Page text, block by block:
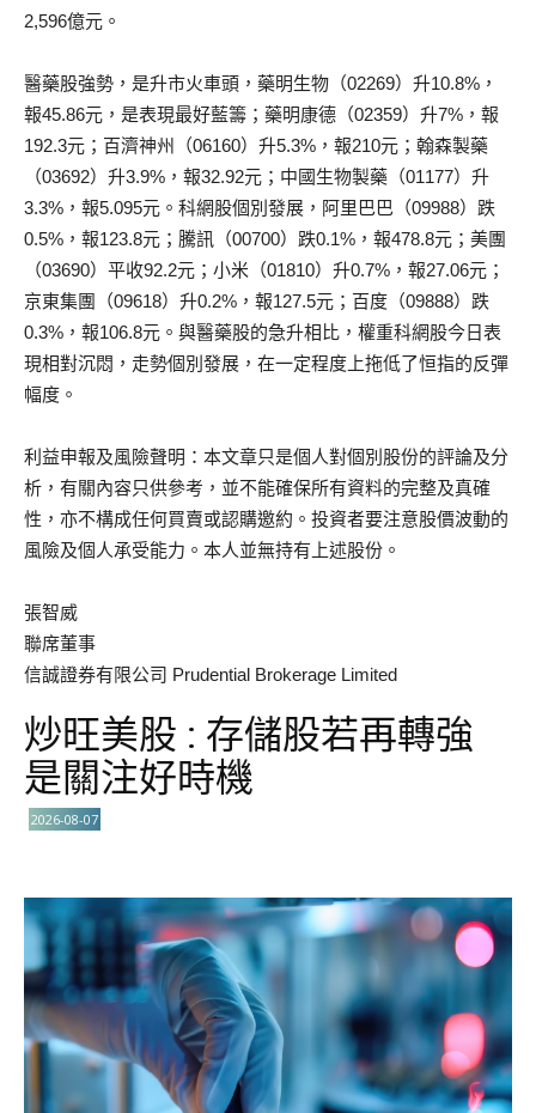
2,596億元。
醫藥股強勢，是升市火車頭，藥明生物（02269）升10.8%，
報45.86元，是表現最好藍籌；藥明康德（02359）升7%，報
192.3元；百濟神州（06160）升5.3%，報210元；翰森製藥
（03692）升3.9%，報32.92元；中國生物製藥（01177）升
3.3%，報5.095元。科網股個別發展，阿里巴巴（09988）跌
0.5%，報123.8元；騰訊（00700）跌0.1%，報478.8元；美團
（03690）平收92.2元；小米（01810）升0.7%，報27.06元；
京東集團（09618）升0.2%，報127.5元；百度（09888）跌
0.3%，報106.8元。與醫藥股的急升相比，權重科網股今日表
現相對沉悶，走勢個別發展，在一定程度上拖低了恒指的反彈
幅度。
利益申報及風險聲明：本文章只是個人對個別股份的評論及分
析，有關內容只供參考，並不能確保所有資料的完整及真確
性，亦不構成任何買賣或認購邀約。投資者要注意股價波動的
風險及個人承受能力。本人並無持有上述股份。
張智威
聯席董事
信誠證券有限公司 Prudential Brokerage Limited
炒旺美股 : 存儲股若再轉強
是關注好時機
2026-08-07